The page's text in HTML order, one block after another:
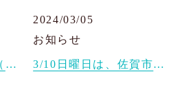
GWは、平日と4/29（月祝）と5/6（月祝）は診察予約受け付けてます
2024/03/05
お知らせ
3/10日曜日は、佐賀市に往診です。